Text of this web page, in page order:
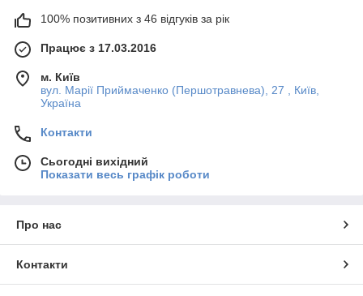
100% позитивних з 46 відгуків за рік
Працює з 17.03.2016
м. Київ
вул. Марії Приймаченко (Першотравнева), 27 , Київ,
Україна
Контакти
Сьогодні вихідний
Показати весь графік роботи
Про нас
Контакти